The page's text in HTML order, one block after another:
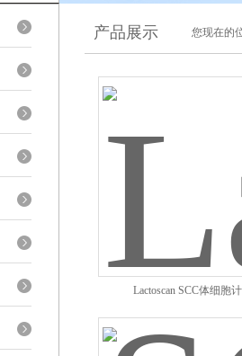
产品展示 您现在的
Lactoscan SCC体细胞